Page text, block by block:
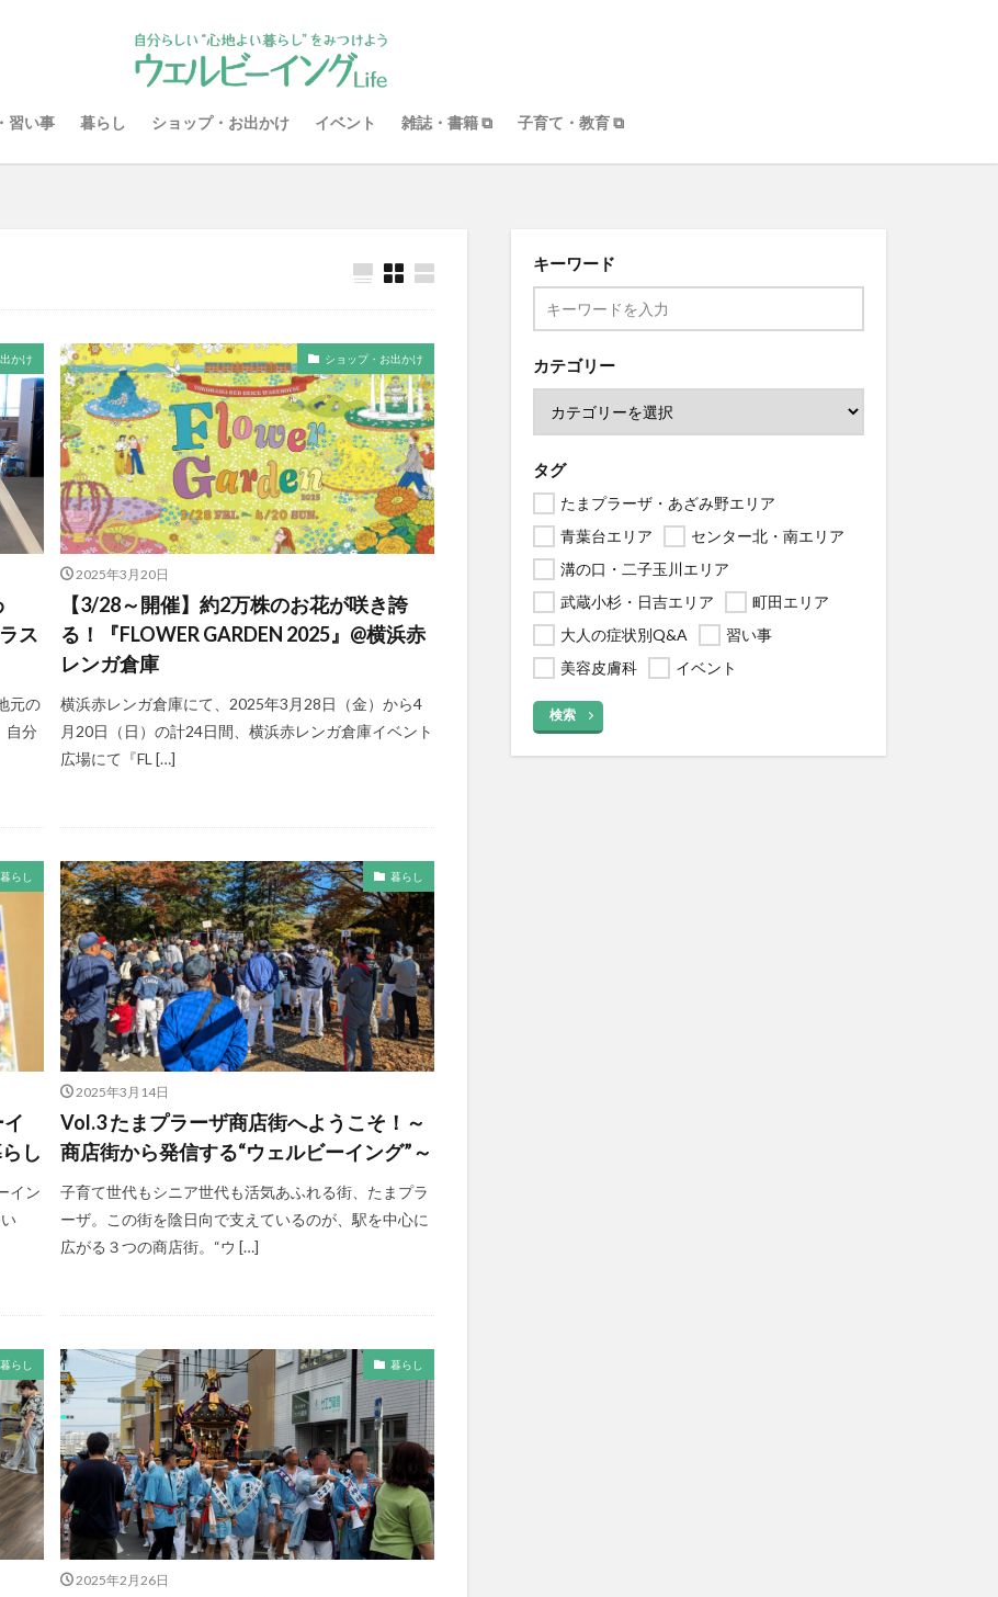
習い事 暮らし ショップ・お出かけ イベント 雑誌・書籍 ⧉ 子育て・教育 ⧉
かけ
ス
元の
自分
ショップ・お出かけ
2025年3月20日
【3/28～開催】約2万株のお花が咲き誇
る！『FLOWER GARDEN 2025』@横浜赤
レンガ倉庫
横浜赤レンガ倉庫にて、2025年3月28日（金）から4
月20日（日）の計24日間、横浜赤レンガ倉庫イベント
広場にて『FL […]
暮らし
し
イン
暮らし
2025年3月14日
Vol.3 たまプラーザ商店街へようこそ！～
商店街から発信する“ウェルビーイング”～
子育て世代もシニア世代も活気あふれる街、たまプラ
ーザ。この街を陰日向で支えているのが、駅を中心に
広がる３つの商店街。“ウ […]
暮らし 暮らし
2025年2月26日
キーワード
カテゴリー
タグ
たまプラーザ・あざみ野エリア
青葉台エリア
センター北・南エリア
溝の口・二子玉川エリア
武蔵小杉・日吉エリア
町田エリア
大人の症状別Q&A
習い事
美容皮膚科
イベント
検索
検索